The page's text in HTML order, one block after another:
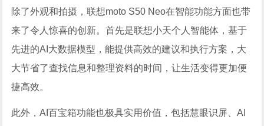
除了外观和拍摄，联想moto S50 Neo在智能功能方面也带
来了令人惊喜的创新。首先是联想小天个人智能体，基于
先进的AI大数据模型，能提供高效的建议和执行方案，大
大节省了查找信息和整理资料的时间，让生活变得更加便
捷高效。
此外，AI百宝箱功能也极具实用价值，包括慧眼识屏、AI